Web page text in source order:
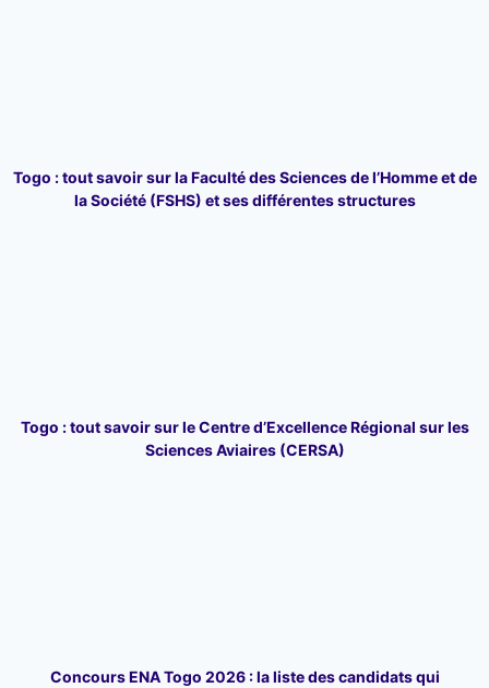
Togo : tout savoir sur la Faculté des Sciences de l’Homme et de
la Société (FSHS) et ses différentes structures
Togo : tout savoir sur le Centre d’Excellence Régional sur les
Sciences Aviaires (CERSA)
Concours ENA Togo 2026 : la liste des candidats qui